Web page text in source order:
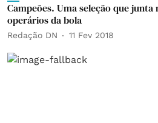
Campeões. Uma seleção que
operários da bola
Redação DN 11 Fev 2018